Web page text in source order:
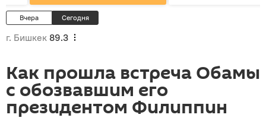
Вчера Сегодня
г. Бишкек 89.3
Как прошла встреча Обамы
с обозвавшим его
президентом Филиппин